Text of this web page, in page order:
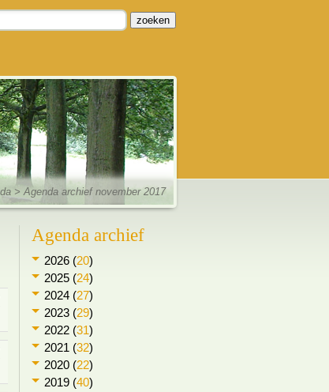
Agenda archief
2026 (20)
2025 (24)
2024 (27)
2023 (29)
2022 (31)
2021 (32)
2020 (22)
2019 (40)
zoeken
> Agenda archief november 2017